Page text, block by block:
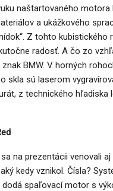
naštartovaného motora
a ukážkového
Z tohto kubistického
radosť. A čo zo
znak BMW. V horných
skla sú laserom
z technického hľadiska
na prezentácii venovali aj
kedy vznikol. Čísla?
dodá spaľovací motor s